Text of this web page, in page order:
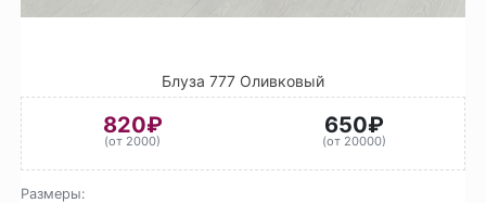
Блуза 777 Оливковый
820₽
(от 2000)
650₽
(от 20000)
Размеры: